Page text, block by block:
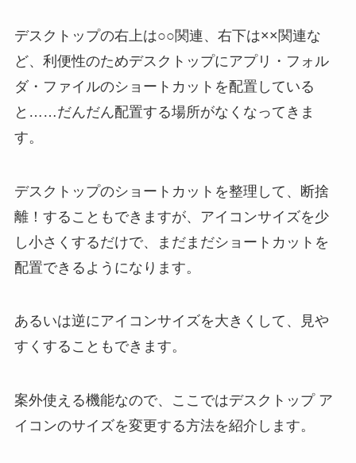
デスクトップの右上は○○関連、右下は××関連な
ど、利便性のためデスクトップにアプリ・フォル
ダ・ファイルのショートカットを配置している
と……だんだん配置する場所がなくなってきま
す。
デスクトップのショートカットを整理して、断捨
離！することもできますが、アイコンサイズを少
し小さくするだけで、まだまだショートカットを
配置できるようになります。
あるいは逆にアイコンサイズを大きくして、見や
すくすることもできます。
案外使える機能なので、ここではデスクトップ ア
イコンのサイズを変更する方法を紹介します。